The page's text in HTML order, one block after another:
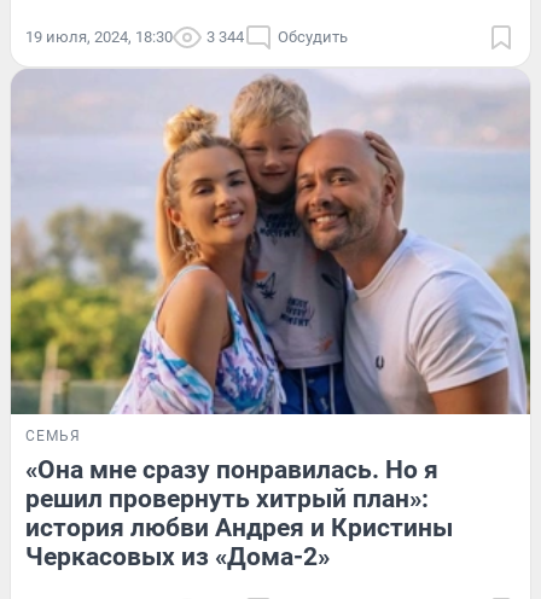
19 июля, 2024, 18:30 3 344 Обсудить
СЕМЬЯ
«Она мне сразу понравилась. Но я
решил провернуть хитрый план»:
история любви Андрея и Кристины
Черкасовых из «Дома-2»